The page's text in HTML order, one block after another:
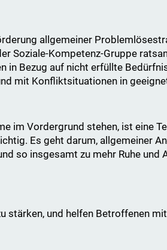
allgemeiner
Soziale-Kompetenz-Gruppe
in Bezug auf nicht erfüllte
mit Konfliktsituationen in
im Vordergrund stehen, ist eine
Es geht darum, allgemeiner
so insgesamt zu mehr Ruhe und
stärken, und helfen Betroffenen